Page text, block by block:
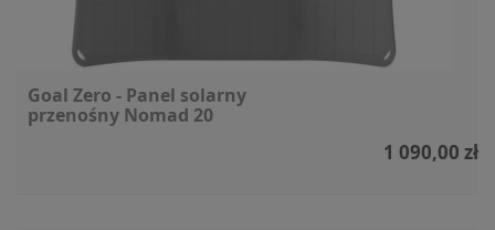
Goal Zero - Panel solarny
przenośny Nomad 20
1 090,00 zł